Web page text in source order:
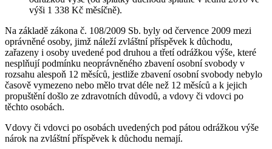
výši 1 338 Kč měsíčně).
Na základě zákona č. 108/2009 Sb. byly od července 2009 mezi
oprávněné osoby, jimž náleží zvláštní příspěvek k důchodu,
zařazeny i osoby uvedené pod druhou a třetí odrážkou výše, které
nesplňují podmínku neoprávněného zbavení osobní svobody v
rozsahu alespoň 12 měsíců, jestliže zbavení osobní svobody nebylo
časově vymezeno nebo mělo trvat déle než 12 měsíců a k jejich
propuštění došlo ze zdravotních důvodů, a vdovy či vdovci po
těchto osobách.
Vdovy či vdovci po osobách uvedených pod pátou odrážkou výše
nárok na zvláštní příspěvek k důchodu nemají.